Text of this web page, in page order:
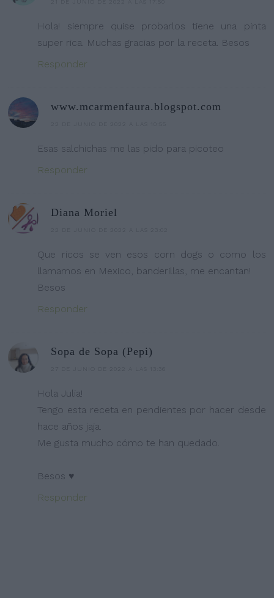
Hola! siempre quise probarlos tiene una pinta
super rica. Muchas gracias por la receta. Besos
Responder
www.mcarmenfaura.blogspot.com
Esas salchichas me las pido para picoteo
Responder
Diana Moriel
Que ricos se ven esos corn dogs o como los
llamamos en Mexico, banderillas, me encantan!
Besos
Responder
Sopa de Sopa (Pepi)
Hola Julia!
Tengo esta receta en pendientes por hacer desde
hace años jaja.
Me gusta mucho cómo te han quedado.
Besos ♥
Responder